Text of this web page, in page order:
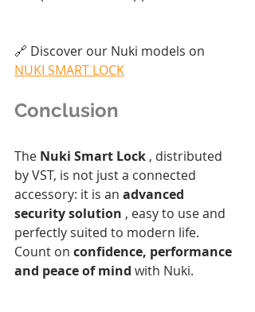
🔗 Discover our Nuki models on
NUKI SMART LOCK
Conclusion
The Nuki Smart Lock , distributed
by VST, is not just a connected
accessory: it is an advanced
security solution , easy to use and
perfectly suited to modern life.
Count on confidence, performance
and peace of mind with Nuki.